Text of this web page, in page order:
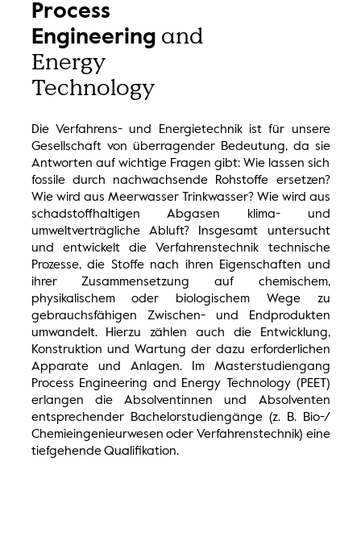
Process
Engineering and
Energy
Technology
Die Verfahrens- und Energietechnik ist für unsere
Gesellschaft von überragender Bedeutung, da sie
Antworten auf wichtige Fragen gibt: Wie lassen sich
fossile durch nachwachsende Rohstoffe ersetzen?
Wie wird aus Meerwasser Trinkwasser? Wie wird aus
schadstoffhaltigen Abgasen klima- und
umweltverträgliche Abluft? Insgesamt untersucht
und entwickelt die Verfahrenstechnik technische
Prozesse, die Stoffe nach ihren Eigenschaften und
ihrer Zusammensetzung auf chemischem,
physikalischem oder biologischem Wege zu
gebrauchsfähigen Zwischen- und Endprodukten
umwandelt. Hierzu zählen auch die Entwicklung,
Konstruktion und Wartung der dazu erforderlichen
Apparate und Anlagen. Im Masterstudiengang
Process Engineering and Energy Technology (PEET)
erlangen die Absolventinnen und Absolventen
entsprechender Bachelorstudiengänge (z. B. Bio-/
Chemieingenieurwesen oder Verfahrenstechnik) eine
tiefgehende Qualifikation.